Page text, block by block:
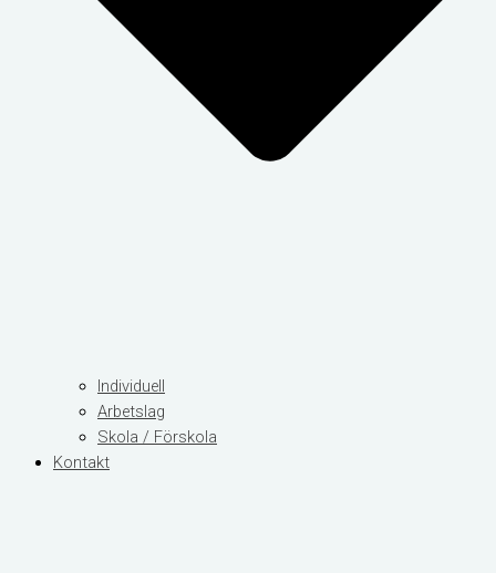
Individuell
Arbetslag
Skola / Förskola
Kontakt